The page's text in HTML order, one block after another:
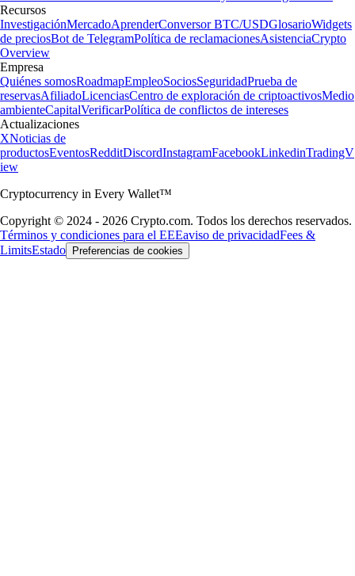
Recursos
InvestigaciónMercadoAprenderConversor BTC/USDGlosarioWidgets
de preciosBot de TelegramPolítica de reclamacionesAsistenciaCrypto
Overview
Empresa
Quiénes somosRoadmapEmpleoSociosSeguridadPrueba de
reservasAfiliadoLicenciasCentro de exploración de criptoactivosMedio
ambienteCapitalVerificarPolítica de conflictos de intereses
Actualizaciones
XNoticias de
productosEventosRedditDiscordInstagramFacebookLinkedinTradingV
iew
Cryptocurrency in Every Wallet™
Copyright © 2024 - 2026 Crypto.com. Todos los derechos reservados.
Términos y condiciones para el EEEaviso de privacidadFees &
LimitsEstado Preferencias de cookies